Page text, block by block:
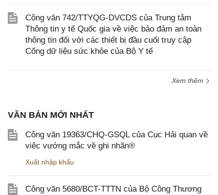
Công văn 742/TTYQG-DVCDS của Trung tâm
Thông tin y tế Quốc gia về việc bảo đảm an toàn
thông tin đối với các thiết bị đầu cuối truy cập
Cổng dữ liệu sức khỏe của Bộ Y tế
Xem thêm
VĂN BẢN MỚI NHẤT
Công văn 19363/CHQ-GSQL của Cục Hải quan về
việc vướng mắc về ghi nhãn®
Xuất nhập khẩu
Công văn 5680/BCT-TTTN của Bộ Công Thương